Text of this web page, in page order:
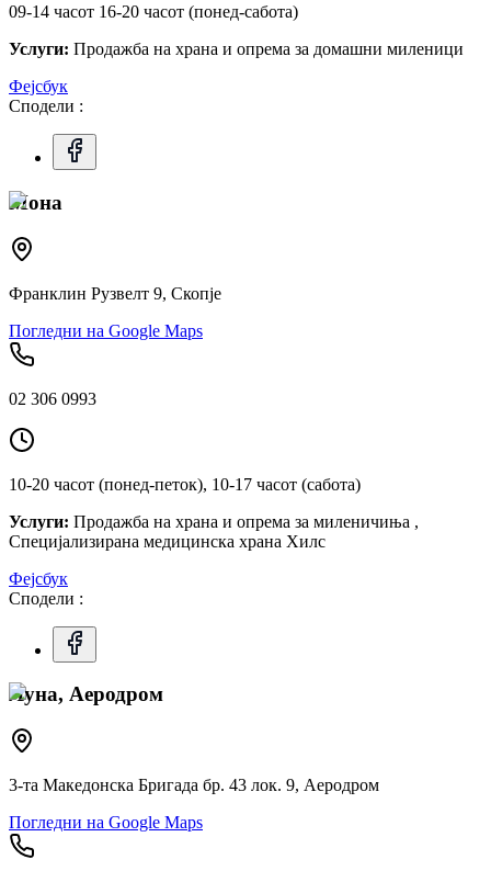
09-14 часот 16-20 часот (понед-сабота)
Услуги: Продажба на храна и опрема за домашни миленици
Фејсбук
Сподели :
Мона
Франклин Рузвелт 9, Скопје
Погледни на Google Maps
02 306 0993
10-20 часот (понед-петок), 10-17 часот (сабота)
Услуги: Продажба на храна и опрема за миленичиња ,
Специјализирана медицинска храна Хилс
Фејсбук
Сподели :
Луна, Аеродром
3-та Македонска Бригада бр. 43 лок. 9, Аеродром
Погледни на Google Maps